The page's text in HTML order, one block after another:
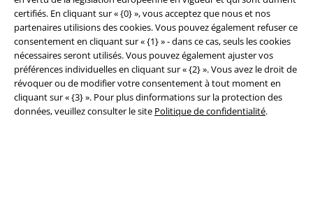
certifiés. En cliquant sur « {0} », vous acceptez que nous et nos
partenaires utilisions des cookies. Vous pouvez également refuser ce
consentement en cliquant sur « {1} » - dans ce cas, seuls les cookies
nécessaires seront utilisés. Vous pouvez également ajuster vos
préférences individuelles en cliquant sur « {2} ». Vous avez le droit de
révoquer ou de modifier votre consentement à tout moment en
cliquant sur « {3} ». Pour plus dinformations sur la protection des
données, veuillez consulter le site Politique de confidentialité.
Légal
Conditions générales
Éditeur
Clauses de confidentialité